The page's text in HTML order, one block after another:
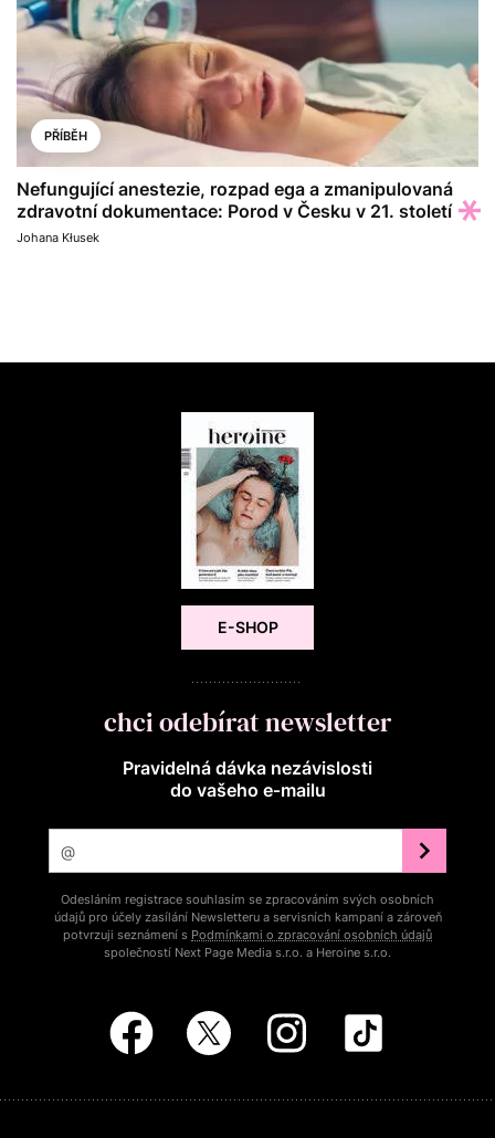
PŘÍBĚH
Nefungující anestezie, rozpad ega a zmanipulovaná
zdravotní dokumentace: Porod v Česku v 21. století
Johana Kłusek
E-SHOP
chci odebírat newsletter
Pravidelná dávka nezávislosti
do vašeho e‑mailu
Odesláním registrace souhlasím se zpracováním svých osobních
údajů pro účely zasílání Newsletteru a servisních kampaní a zároveň
potvrzuji seznámení s Podmínkami o zpracování osobních údajů
společností Next Page Media s.r.o. a Heroine s.r.o.